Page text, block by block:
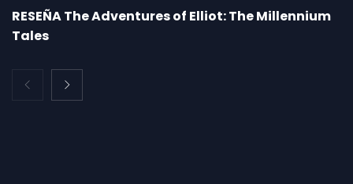
RESEÑA The Adventures of Elliot: The Millennium
Tales